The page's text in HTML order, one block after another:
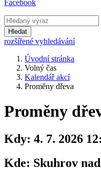
Facebook
Hledat
rozšířené vyhledávání
Úvodní stránka
Volný čas
Kalendář akcí
Proměny dřeva
Proměny
Kdy: 4. 7. 2026
Kde: Skuhrov